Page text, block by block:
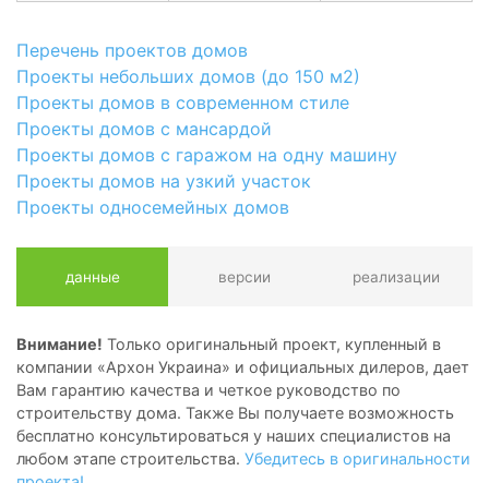
Перечень проектов домов
Проекты небольших домов (до 150 м2)
Проекты домов в современном стиле
Проекты домов с мансардой
Проекты домов с гаражом на одну машину
Проекты домов на узкий участок
Проекты односемейных домов
данные версии реализации
Внимание! Только оригинальный проект, купленный в
компании «Архон Украина» и официальных дилеров, дает
Вам гарантию качества и четкое руководство по
строительству дома. Также Вы получаете возможность
бесплатно консультироваться у наших специалистов на
любом этапе строительства. Убедитесь в оригинальности